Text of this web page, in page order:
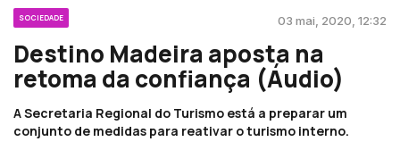
SOCIEDADE 03 mai, 2020, 12:32
Destino Madeira aposta na
retoma da confiança (Áudio)
A Secretaria Regional do Turismo está a preparar um
conjunto de medidas para reativar o turismo interno.